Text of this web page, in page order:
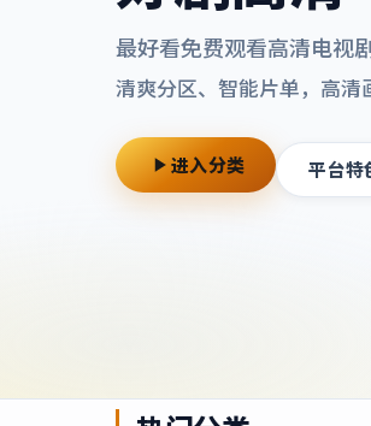
最好看免费观看高清电视
清爽分区、智能片单，高清
进入分类 平台特